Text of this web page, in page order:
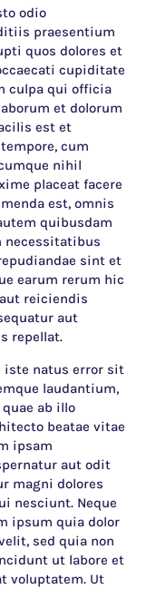
odio
praesentium
quos dolores et
cupiditate
culpa qui officia
et dolorum
est et
cum
nihil
placeat facere
est, omnis
quibusdam
sint et
earum rerum hic
reiciendis
aut
repellat.
iste natus error sit
laudantium,
ab illo
beatae vitae
ipsam
aut odit
magni dolores
nesciunt. Neque
ipsum quia dolor
sed quia non
ut labore et
voluptatem. Ut